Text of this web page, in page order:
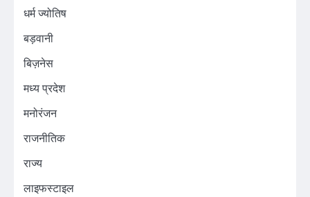
धर्म ज्योतिष
बड़वानी
बिज़नेस
मध्य प्रदेश
मनोरंजन
राजनीतिक
राज्य
लाइफस्टाइल